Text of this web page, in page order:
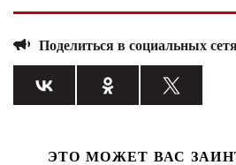
Поделиться в социальных
ЭТО МОЖЕТ ВАС